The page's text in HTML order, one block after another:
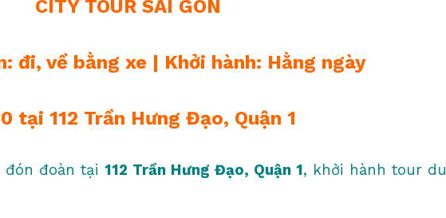
CITY TOUR SÀI GÒN
đi, về bằng xe | Khởi hành: Hằng ngày
tại 112 Trần Hưng Đạo, Quận 1
đón đoàn tại 112 Trần Hưng Đạo, Quận 1, khởi hành tour du